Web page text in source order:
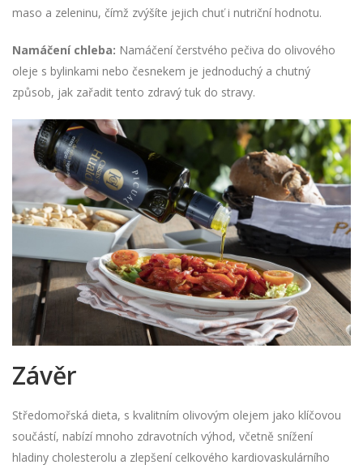
maso a zeleninu, čímž zvýšíte jejich chuť i nutriční hodnotu.
Namáčení chleba: Namáčení čerstvého pečiva do olivového
oleje s bylinkami nebo česnekem je jednoduchý a chutný
způsob, jak zařadit tento zdravý tuk do stravy.
Závěr
Středomořská dieta, s kvalitním olivovým olejem jako klíčovou
součástí, nabízí mnoho zdravotních výhod, včetně snížení
hladiny cholesterolu a zlepšení celkového kardiovaskulárního